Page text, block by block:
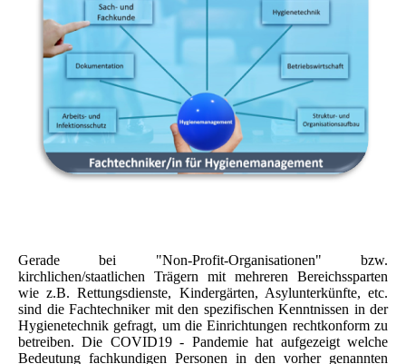
Gerade bei "Non-Profit-Organisationen" bzw.
kirchlichen/staatlichen Trägern mit mehreren Bereichssparten
wie z.B. Rettungsdienste, Kindergärten, Asylunterkünfte, etc.
sind die Fachtechniker mit den spezifischen Kenntnissen in der
Hygienetechnik gefragt, um die Einrichtungen rechtkonform zu
betreiben. Die COVID19 - Pandemie hat aufgezeigt welche
Bedeutung fachkundigen Personen in den vorher genannten